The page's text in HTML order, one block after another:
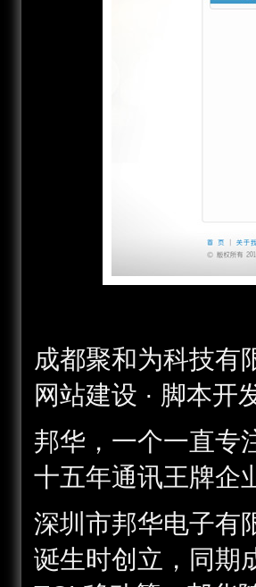
成都聚和为科技有
网站建设 · 脚本开
邦华，一个一直专
十五年通讯王牌企
深圳市邦华电子有
诞生时创立，同期